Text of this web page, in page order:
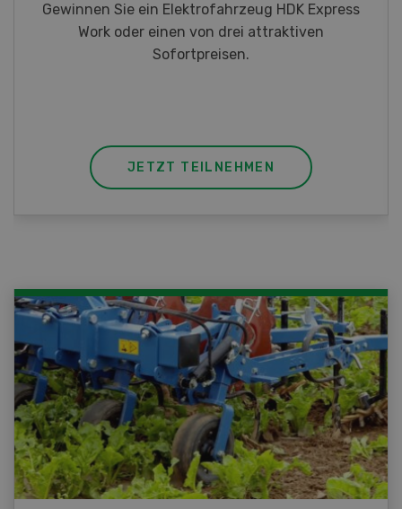
Gewinnen Sie eines von fünf LANDI
Taschenmessern
JETZT TEILNEHMEN